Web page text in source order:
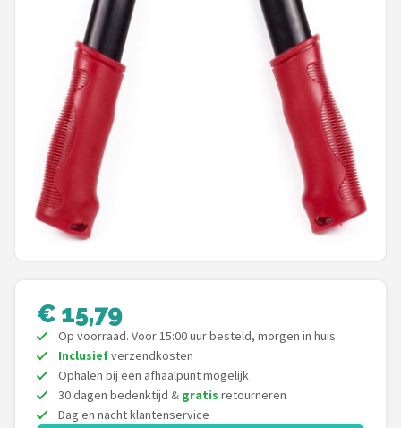
Makita
Synx Tools
Fiskars
Alle merken →
€ 15,79
Op voorraad. Voor 15:00 uur besteld, morgen in huis
Inclusiefverzendkosten
Ophalen bij een afhaalpunt mogelijk
30 dagen bedenktijd & gratis retourneren
Dag en nacht klantenservice